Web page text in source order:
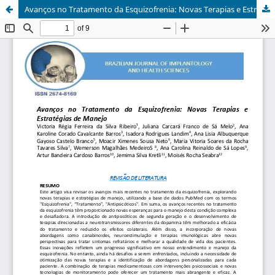
Avanços no Tratamento da Esquizofrenia: Novas Terapias e Estratégias de Manejo